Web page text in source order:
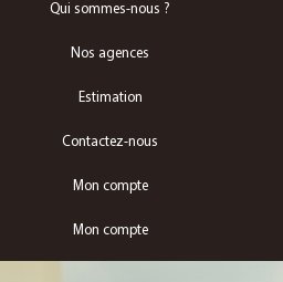
Qui sommes-nous ?
Nos agences
Estimation
Contactez-nous
Mon compte
Mon compte